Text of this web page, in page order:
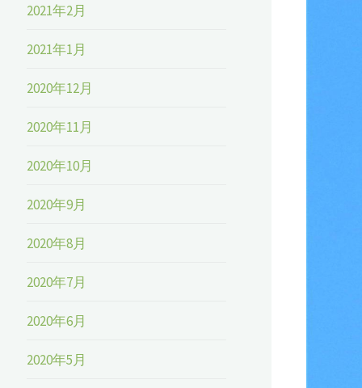
2021年2月
2021年1月
2020年12月
2020年11月
2020年10月
2020年9月
2020年8月
2020年7月
2020年6月
2020年5月